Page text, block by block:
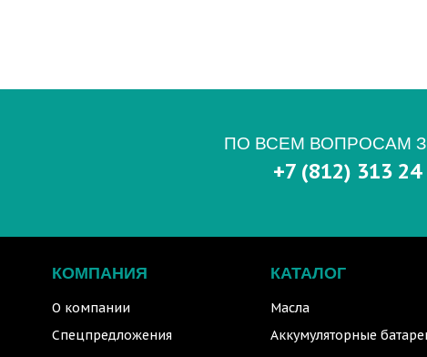
ПО ВСЕМ ВОПРОСАМ
+7 (812) 313 24
КОМПАНИЯ
О компании
Спецпредложения
КАТАЛОГ
Масла
Аккумуляторные